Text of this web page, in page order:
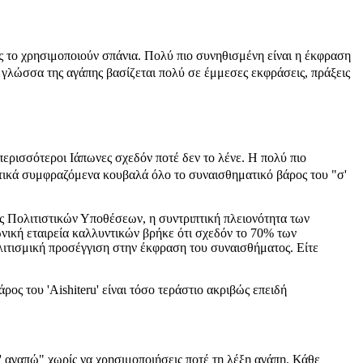
χρησιμοποιούν σπάνια. Πολύ πιο συνηθισμένη είναι η έκφραση
της αγάπης βασίζεται πολύ σε έμμεσες εκφράσεις, πράξεις
Ιάπωνες σχεδόν ποτέ δεν το λένε. Η πολύ πιο
συμφραζόμενα κουβαλά όλο το συναισθηματικό βάρος του "σ'
Υποθέσεων, η συντριπτική πλειονότητα των
εταιρεία καλλυντικών βρήκε ότι σχεδόν το 70% των
προσέγγιση στην έκφραση του συναισθήματος. Είτε
του 'Aishiteru' είναι τόσο τεράστιο ακριβώς επειδή
χωρίς να χρησιμοποιήσεις ποτέ τη λέξη αγάπη. Κάθε